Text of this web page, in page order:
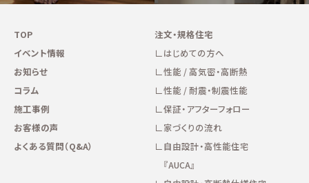
TOP
イベント情報
お知らせ
コラム
施工事例
お客様の声
よくある質問（Q&A）
注文・規格住宅
はじめての方へ
性能 / 高気密・高断熱
性能 / 耐震・制震性能
保証・アフターフォロー
家づくりの流れ
自由設計・高性能住宅
『AUCA』